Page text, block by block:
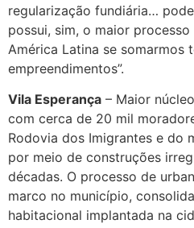
regularização fundiária…
possui, sim, o maior
América Latina se somarmos
empreendimentos”.
Vila Esperança – Maior
com cerca de 20 mil
Rodovia dos Imigrantes e do
por meio de construções
décadas. O processo de
marco no município,
habitacional implantada na